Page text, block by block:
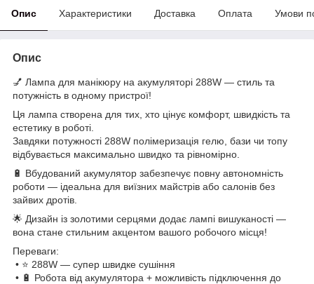
Опис Характеристики Доставка Оплата Умови
Опис
💅 Лампа для манікюру на акумуляторі 288W — стиль та
потужність в одному пристрої!
Ця лампа створена для тих, хто цінує комфорт, швидкість та
естетику в роботі.
Завдяки потужності 288W полімеризація гелю, бази чи топу
відбувається максимально швидко та рівномірно.
🔋 Вбудований акумулятор забезпечує повну автономність
роботи — ідеальна для виїзних майстрів або салонів без
зайвих дротів.
🌟 Дизайн із золотими серцями додає лампі вишуканості —
вона стане стильним акцентом вашого робочого місця!
Переваги:
• ⭐️ 288W — супер швидке сушіння
• 🔋 Робота від акумулятора + можливість підключення до